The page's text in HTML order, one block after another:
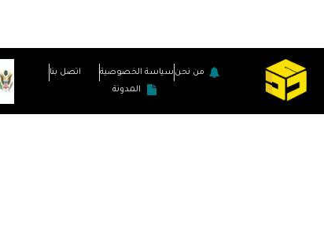
من نحن سياسة الخصوصية
اتصل بنا
المدونة